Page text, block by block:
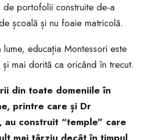
de portofolii construite de-a
școală și nu foaie matricolă.
educația Montessori este
și mai dorită ca oricând în trecut.
din toate domeniile în
printre care și Dr
au construit “temple” care